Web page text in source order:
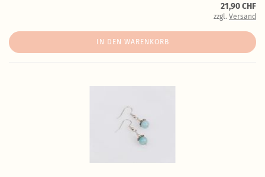
21,90 CHF
zzgl. Versand
IN DEN WARENKORB